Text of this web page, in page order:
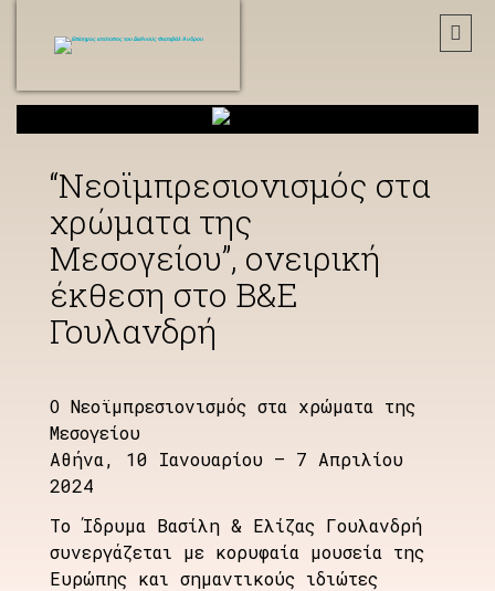
“Νεοϊμπρεσιονισμός στα
χρώματα της
Μεσογείου”, ονειρική
έκθεση στο Β&Ε
Γουλανδρή
Ο Νεοϊμπρεσιονισμός στα χρώματα της
Μεσογείου
Αθήνα, 10 Ιανουαρίου – 7 Απριλίου
2024
Το Ίδρυμα Βασίλη & Ελίζας Γουλανδρή
συνεργάζεται με κορυφαία μουσεία της
Ευρώπης και σημαντικούς ιδιώτες